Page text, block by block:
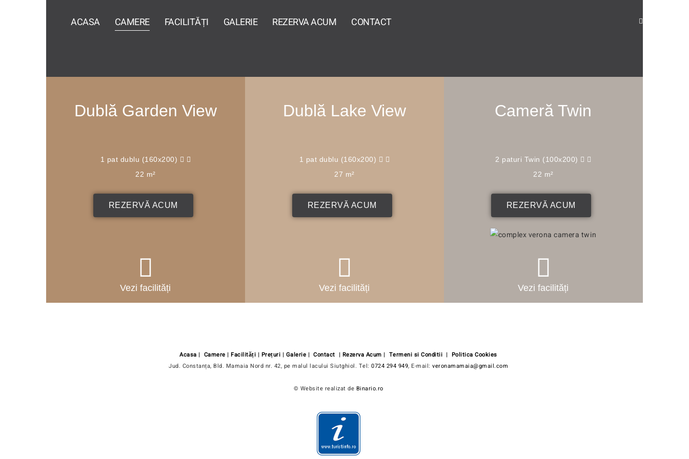
ACASA CAMERE FACILITĂȚI GALERIE REZERVA ACUM CONTACT
Dublă Garden View
1 pat dublu (160x200)
22 m²
REZERVĂ ACUM
Vezi facilități
Dublă Lake View
1 pat dublu (160x200)
27 m²
REZERVĂ ACUM
Vezi facilități
Cameră Twin
2 paturi Twin (100x200)
22 m²
REZERVĂ ACUM
Vezi facilități
Acasa | Camere |Facilități | Prețuri | Galerie |Contact | Rezerva Acum | Termeni si Conditii | Politica Cookies
Jud. Constanța, Bld. Mamaia Nord nr. 42, pe malul lacului Siutghiol. Tel: 0724 294 949, E-mail: veronamamaia@gmail.com
© Website realizat de Binario.ro